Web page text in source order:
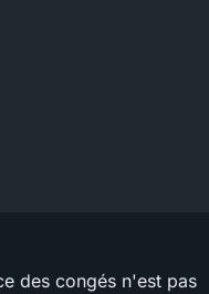
des congés n'est pas